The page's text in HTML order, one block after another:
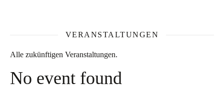
VERANSTALTUNGEN
Alle zukünftigen Veranstaltungen.
No event found